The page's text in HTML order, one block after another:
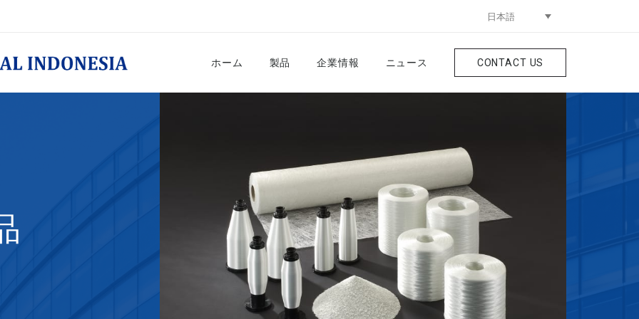
日本語
ホーム 製品 企業情報 ニュース CONTACT US